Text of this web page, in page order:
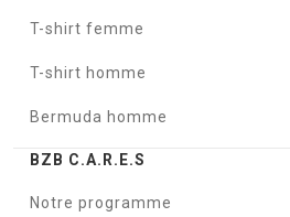
T-shirt femme
T-shirt homme
Bermuda homme
BZB C.A.R.E.S
Notre programme